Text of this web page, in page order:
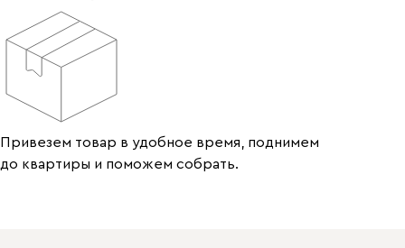
Привезем товар в удобное время, поднимем
до квартиры и поможем собрать.